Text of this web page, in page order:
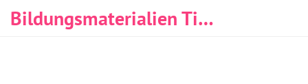
Bildungsmaterialien Tischlerei & Immobilien